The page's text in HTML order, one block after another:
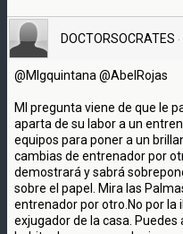
DOCTORSOCRATES ·
@MIgquintana @AbelRojas
MI pregunta viene de que le
aparta de su labor a un
equipos para poner a un
cambias de entrenador por
demostrará y sabrá
sobre el papel. Mira las
entrenador por otro.No por la
exjugador de la casa.